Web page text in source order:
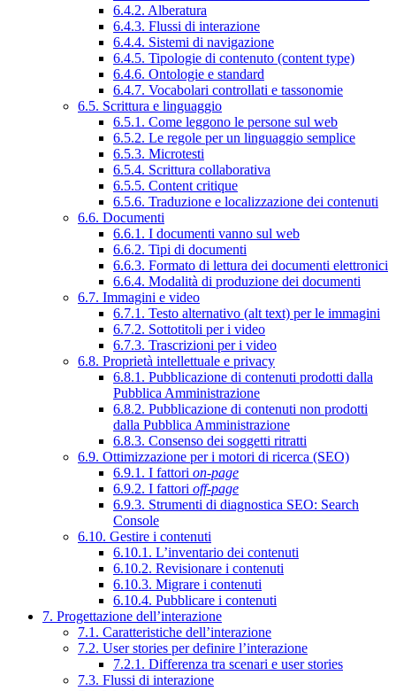
6.4.2. Alberatura
6.4.3. Flussi di interazione
6.4.4. Sistemi di navigazione
6.4.5. Tipologie di contenuto (content type)
6.4.6. Ontologie e standard
6.4.7. Vocabolari controllati e tassonomie
6.5. Scrittura e linguaggio
6.5.1. Come leggono le persone sul web
6.5.2. Le regole per un linguaggio semplice
6.5.3. Microtesti
6.5.4. Scrittura collaborativa
6.5.5. Content critique
6.5.6. Traduzione e localizzazione dei contenuti
6.6. Documenti
6.6.1. I documenti vanno sul web
6.6.2. Tipi di documenti
6.6.3. Formato di lettura dei documenti elettronici
6.6.4. Modalità di produzione dei documenti
6.7. Immagini e video
6.7.1. Testo alternativo (alt text) per le immagini
6.7.2. Sottotitoli per i video
6.7.3. Trascrizioni per i video
6.8. Proprietà intellettuale e privacy
6.8.1. Pubblicazione di contenuti prodotti dalla
Pubblica Amministrazione
6.8.2. Pubblicazione di contenuti non prodotti
dalla Pubblica Amministrazione
6.8.3. Consenso dei soggetti ritratti
6.9. Ottimizzazione per i motori di ricerca (SEO)
6.9.1. I fattori on-page
6.9.2. I fattori off-page
6.9.3. Strumenti di diagnostica SEO: Search
Console
6.10. Gestire i contenuti
6.10.1. L’inventario dei contenuti
6.10.2. Revisionare i contenuti
6.10.3. Migrare i contenuti
6.10.4. Pubblicare i contenuti
7. Progettazione dell’interazione
7.1. Caratteristiche dell’interazione
7.2. User stories per definire l’interazione
7.2.1. Differenza tra scenari e user stories
7.3. Flussi di interazione